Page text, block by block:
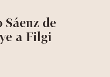
Sáenz de
a Filgi